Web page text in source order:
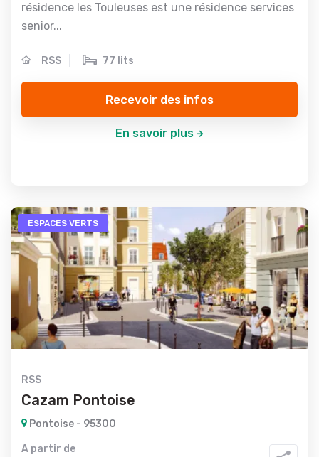
résidence les Touleuses est une résidence services
senior...
RSS 77 lits
Recevoir des infos
En savoir plus
ESPACES VERTS
RSS
Cazam Pontoise
Pontoise - 95300
A partir de